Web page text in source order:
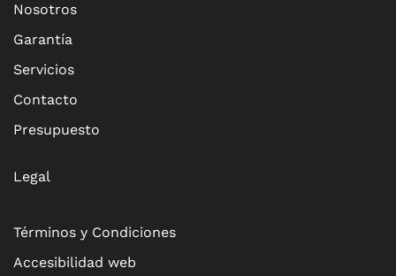
Nosotros
Garantía
Servicios
Contacto
Presupuesto
Legal
Términos y Condiciones
Accesibilidad web